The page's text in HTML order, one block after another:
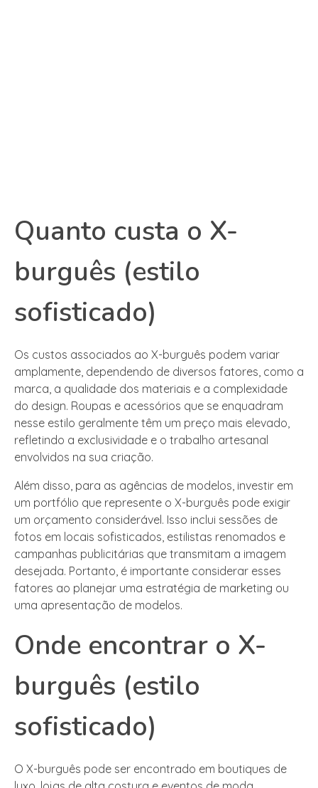
Quanto custa o X-
burguês (estilo
sofisticado)
Os custos associados ao X-burguês podem variar
amplamente, dependendo de diversos fatores, como a
marca, a qualidade dos materiais e a complexidade
do design. Roupas e acessórios que se enquadram
nesse estilo geralmente têm um preço mais elevado,
refletindo a exclusividade e o trabalho artesanal
envolvidos na sua criação.
Além disso, para as agências de modelos, investir em
um portfólio que represente o X-burguês pode exigir
um orçamento considerável. Isso inclui sessões de
fotos em locais sofisticados, estilistas renomados e
campanhas publicitárias que transmitam a imagem
desejada. Portanto, é importante considerar esses
fatores ao planejar uma estratégia de marketing ou
uma apresentação de modelos.
Onde encontrar o X-
burguês (estilo
sofisticado)
O X-burguês pode ser encontrado em boutiques de